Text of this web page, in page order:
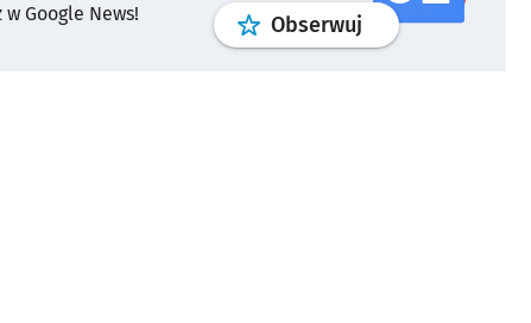
Google News!
Obserwuj profilgoogle news